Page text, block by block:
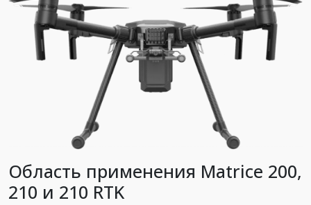
Область применения Matrice 200,
210 и 210 RTK